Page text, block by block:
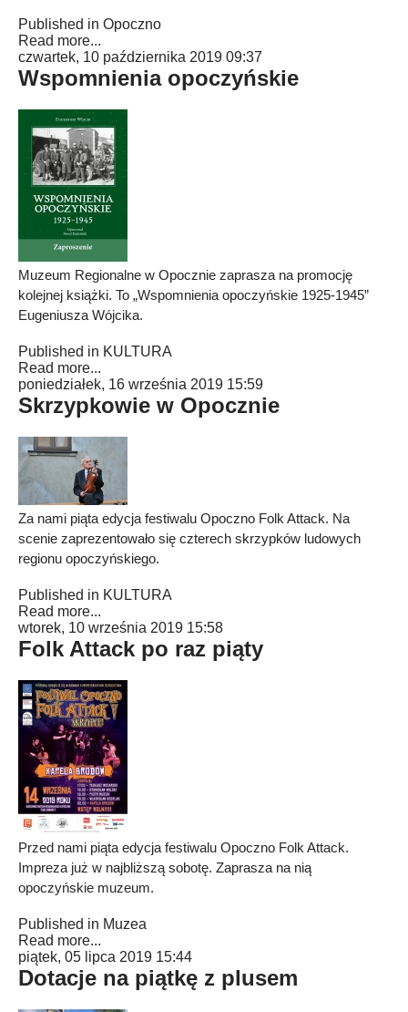
Published in Opoczno
Read more...
czwartek, 10 października 2019 09:37
Wspomnienia opoczyńskie
Muzeum Regionalne w Opocznie zaprasza na promocję
kolejnej książki. To „Wspomnienia opoczyńskie 1925-1945”
Eugeniusza Wójcika.
Published in KULTURA
Read more...
poniedziałek, 16 września 2019 15:59
Skrzypkowie w Opocznie
Za nami piąta edycja festiwalu Opoczno Folk Attack. Na
scenie zaprezentowało się czterech skrzypków ludowych
regionu opoczyńskiego.
Published in KULTURA
Read more...
wtorek, 10 września 2019 15:58
Folk Attack po raz piąty
Przed nami piąta edycja festiwalu Opoczno Folk Attack.
Impreza już w najbliższą sobotę. Zaprasza na nią
opoczyńskie muzeum.
Published in Muzea
Read more...
piątek, 05 lipca 2019 15:44
Dotacje na piątkę z plusem